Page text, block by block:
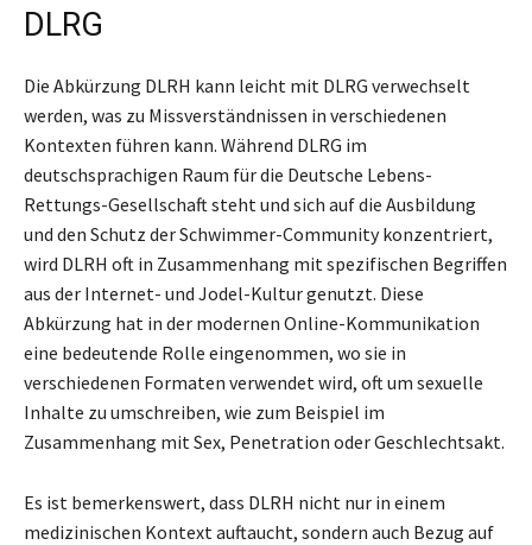
DLRG
Die Abkürzung DLRH kann leicht mit DLRG verwechselt
werden, was zu Missverständnissen in verschiedenen
Kontexten führen kann. Während DLRG im
deutschsprachigen Raum für die Deutsche Lebens-
Rettungs-Gesellschaft steht und sich auf die Ausbildung
und den Schutz der Schwimmer-Community konzentriert,
wird DLRH oft in Zusammenhang mit spezifischen Begriffen
aus der Internet- und Jodel-Kultur genutzt. Diese
Abkürzung hat in der modernen Online-Kommunikation
eine bedeutende Rolle eingenommen, wo sie in
verschiedenen Formaten verwendet wird, oft um sexuelle
Inhalte zu umschreiben, wie zum Beispiel im
Zusammenhang mit Sex, Penetration oder Geschlechtsakt.
Es ist bemerkenswert, dass DLRH nicht nur in einem
medizinischen Kontext auftaucht, sondern auch Bezug auf